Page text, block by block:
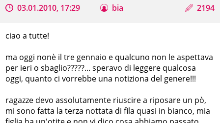
03.01.2010, 17:29 bia 2194
ciao a tutte!
ma oggi nonè il tre gennaio e qualcuno non le aspettava
per ieri o sbaglio?????... speravo di leggere qualcosa
oggi, quanto ci vorrebbe una notiziona del genere!!!
ragazze devo assolutamente riuscire a riposare un pò,
mi sono fatta la terza nottata di fila quasi in bianco, mia